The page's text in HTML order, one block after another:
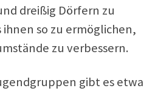
dreißig Dörfern zu
so zu ermöglichen,
zu verbessern.
gibt es etwa